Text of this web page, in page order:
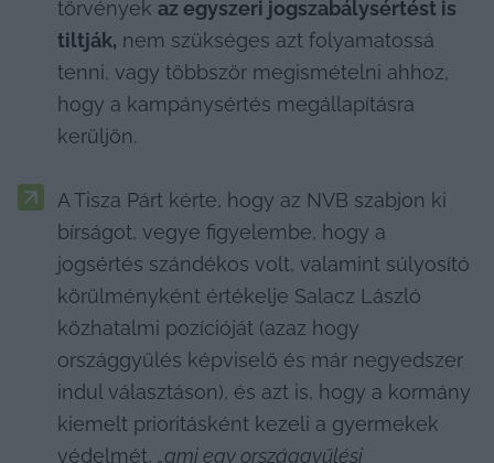
törvények az egyszeri jogszabálysértést is
tiltják, nem szükséges azt folyamatossá
tenni, vagy többször megismételni ahhoz,
hogy a kampánysértés megállapításra
kerüljön.
A Tisza Párt kérte, hogy az NVB szabjon ki
bírságot, vegye figyelembe, hogy a
jogsértés szándékos volt, valamint súlyosító
körülményként értékelje Salacz László
közhatalmi pozícióját (azaz hogy
országgyűlés képviselő és már negyedszer
indul választáson), és azt is, hogy a kormány
kiemelt prioritásként kezeli a gyermekek
védelmét, „ami egy országgyűlési